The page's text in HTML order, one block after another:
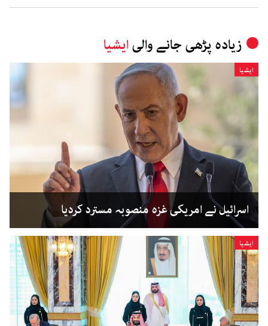
زیادہ پڑھی جانے والیایشیا
ایشیا
اسرائیل نے امریکی غزہ منصوبہ مسترد کردیا
ایشیا